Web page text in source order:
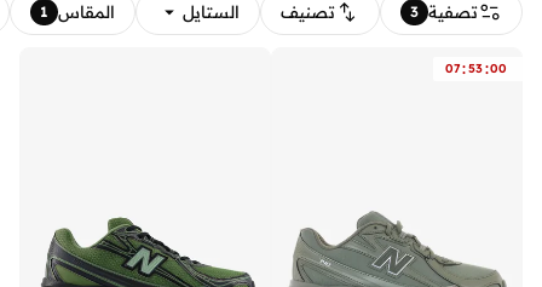
تصفية 3 تصنيف الستايل المقاس 1
07:53:00